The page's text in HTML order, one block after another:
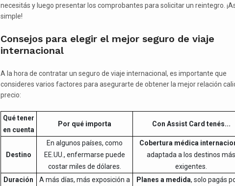
necesitás y luego presentar los comprobantes para solicitar un reintegro.
simple!
Consejos para elegir el mejor seguro de viaje
internacional
A la hora de contratar un seguro de viaje internacional, es importante que
consideres varios factores para asegurarte de obtener la mejor relación
precio:
Qué tener
en cuenta
Por qué importa Con Assist Card tenés...
Destino
En algunos países, como
EE.UU., enfermarse puede
costar miles de dólares.
Cobertura médica
adaptada a los destinos más
exigentes.
Duración
A más días, más exposición a Planes a medida, solo pagás